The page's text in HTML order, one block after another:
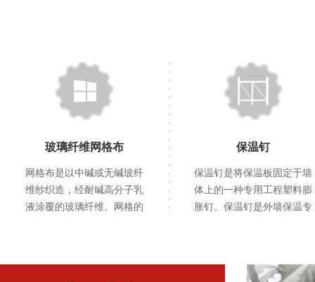
玻璃纤维网格布
网格布是以中碱或无碱玻纤
维纱织造，经耐碱高分子乳
液涂覆的玻璃纤维。网格的
保温钉
保温钉是将保温板固定于墙
体上的一种专用工程塑料膨
胀钉。保温钉是外墙保温专